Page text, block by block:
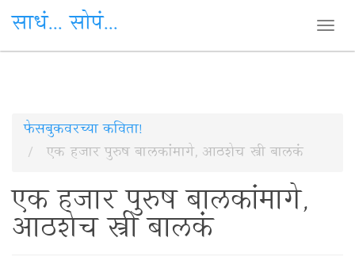
Skip
content
साधं... सोपं...
फेसबुकवरच्या कविता!
एक हजार पुरुष बालकांमागे, आठशेच स्त्री बालकं
एक हजार पुरुष बालकांमागे,
आठशेच स्त्री बालकं